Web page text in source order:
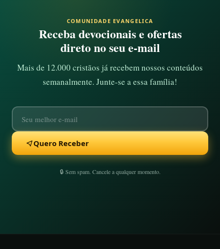
COMUNIDADE EVANGELICA
Receba devocionais e ofertas
direto no seu e-mail
Mais de 12.000 cristãos já recebem nossos conteúdos
semanalmente. Junte-se a essa família!
Quero Receber
🔒 Sem spam. Cancele a qualquer momento.